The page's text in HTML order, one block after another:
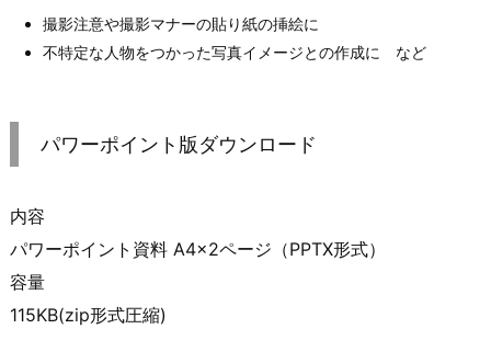
撮影注意や撮影マナーの貼り紙の挿絵に
不特定な人物をつかった写真イメージとの作成に など
パワーポイント版ダウンロード
内容
パワーポイント資料 A4×2ページ（PPTX形式）
容量
115KB(zip形式圧縮)